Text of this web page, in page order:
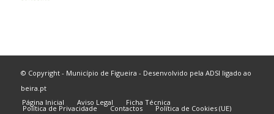
© Copyright - Município de Figueira - Desenvolvido pela ADSI ligado ao
beira.pt
Página Inicial
Aviso Legal Ficha Técnica
Política de Privacidade Contactos Política de Cookies (UE)